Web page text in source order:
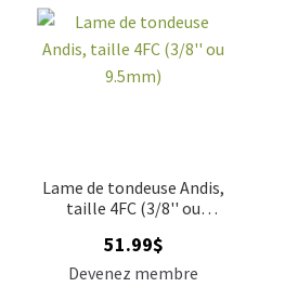
Lame de tondeuse Andis,
taille 4FC (3/8'' ou
51.99$
Devenez membre